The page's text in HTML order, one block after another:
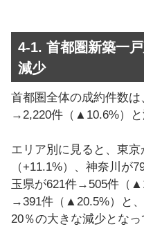
4-1. 首都圏新築一
減少
首都圏全体の成約件数
→2,220件（▲10.6%）と
エリア別に見ると、東
（+11.1%）、神奈川
玉県が621件→505件（
→391件（▲20.5%）と
20％の大きな減少とな